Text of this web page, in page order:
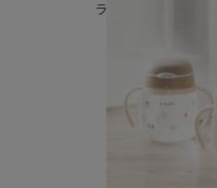
ラクマグ 漏れない